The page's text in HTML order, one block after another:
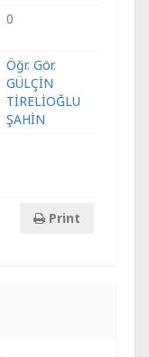
0
Öğr. Gör.
GÜLÇİN
TİRELİOĞLU
ŞAHİN
Print